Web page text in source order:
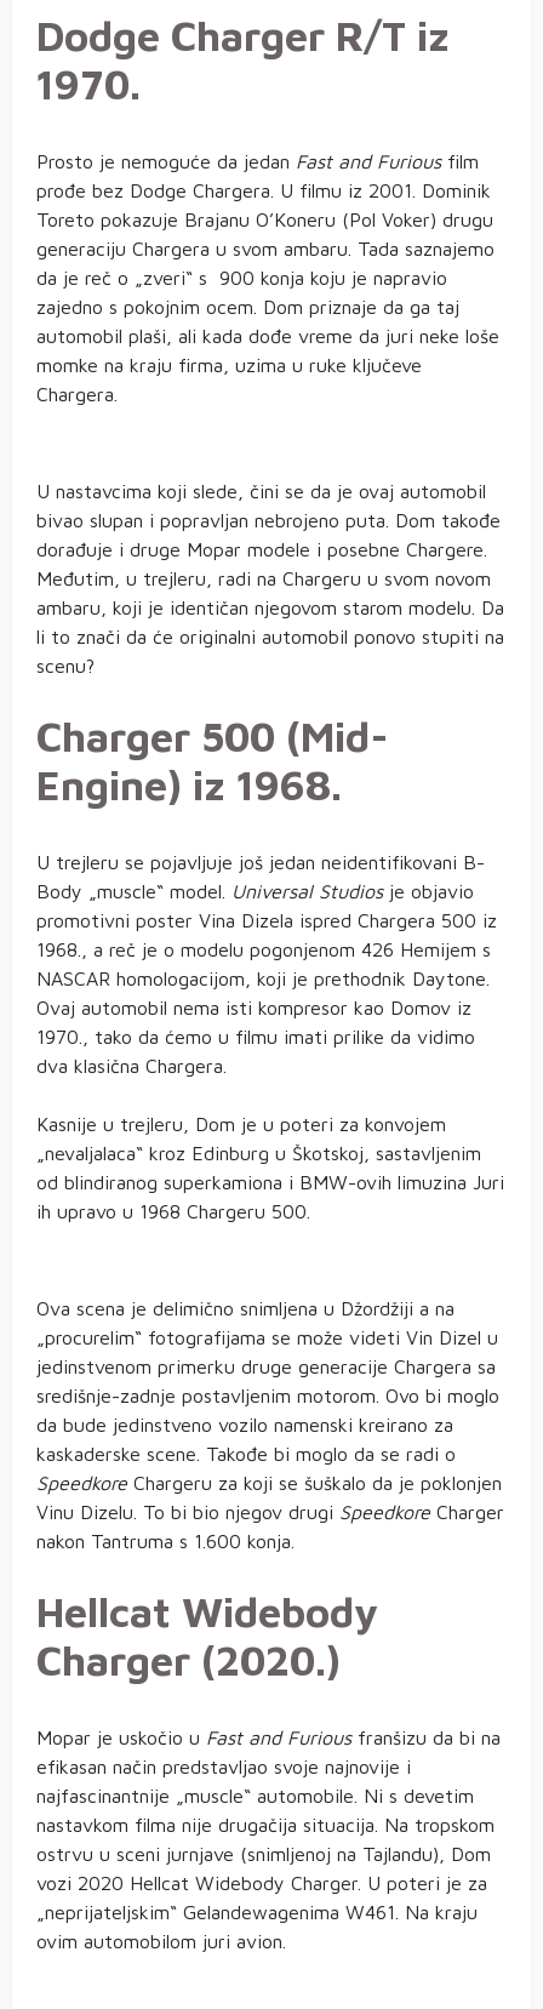
Dodge Charger R/T iz
1970.
Prosto je nemoguće da jedan Fast and Furiousfilm
prođe bez Dodge Chargera. U filmu iz 2001. Dominik
Toreto pokazuje Brajanu O’Koneru (Pol Voker) drugu
generaciju Chargera u svom ambaru. Tada saznajemo
da je reč o „zveri“ s 900 konja koju je napravio
zajedno s pokojnim ocem. Dom priznaje da ga taj
automobil plaši, ali kada dođe vreme da juri neke loše
momke na kraju firma, uzima u ruke ključeve
Chargera.
U nastavcima koji slede, čini se da je ovaj automobil
bivao slupan i popravljan nebrojeno puta. Dom takođe
dorađuje i druge Mopar modele i posebne Chargere.
Međutim, u trejleru, radi na Chargeru u svom novom
ambaru, koji je identičan njegovom starom modelu. Da
li to znači da će originalni automobil ponovo stupiti na
scenu?
Charger 500 (Mid-
Engine) iz 1968.
U trejleru se pojavljuje još jedan neidentifikovani B-
Body „muscle“ model.
Universal Studiosje objavio
promotivni poster Vina Dizela ispred Chargera 500 iz
1968., a reč je o modelu pogonjenom 426 Hemijem s
NASCAR homologacijom, koji je prethodnik Daytone.
Ovaj automobil nema isti kompresor kao Domov iz
1970., tako da ćemo u filmu imati prilike da vidimo
dva klasična Chargera.
Kasnije u trejleru, Dom je u poteri za konvojem
„nevaljalaca“ kroz Edinburg u Škotskoj, sastavljenim
od blindiranog superkamiona i BMW-ovih limuzina Juri
ih upravo u 1968 Chargeru 500.
Ova scena je delimično snimljena u Džordžiji a na
„procurelim“ fotografijama se može videti Vin Dizel u
jedinstvenom primerku druge generacije Chargera sa
središnje-zadnje postavljenim motorom. Ovo bi moglo
da bude jedinstveno vozilo namenski kreirano za
kaskaderske scene. Takođe bi moglo da se radi o
Speedkore Chargeru za koji se šuškalo da je poklonjen
Vinu Dizelu. To bi bio njegov drugi Speedkore Charger
nakon Tantruma s 1.600 konja.
Hellcat Widebody
Charger (2020.)
Mopar je uskočio u Fast and Furiousfranšizu da bi na
efikasan način predstavljao svoje najnovije i
najfascinantnije „muscle“ automobile. Ni s devetim
nastavkom filma nije drugačija situacija. Na tropskom
ostrvu u sceni jurnjave (snimljenoj na Tajlandu), Dom
vozi 2020 Hellcat Widebody Charger. U poteri je za
„neprijateljskim“ Gelandewagenima W461. Na kraju
ovim automobilom juri avion.